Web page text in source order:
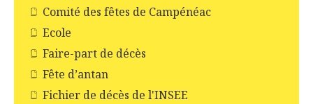
Comité des fêtes de Campénéac
Ecole
Faire-part de décès
Fête d’antan
Fichier de décès de l'INSEE